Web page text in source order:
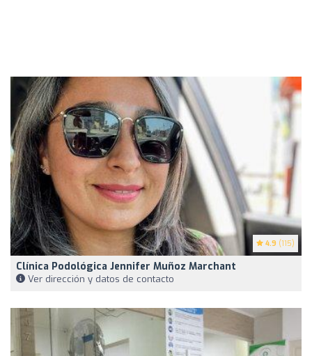
4.9 (115)
Clínica Podológica Jennifer Muñoz Marchant
Ver dirección y datos de contacto